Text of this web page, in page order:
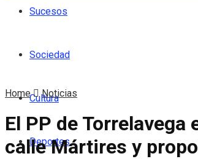
Sucesos
Sociedad
Cultura
Deportes
Home Noticias
El PP de
calle Mártires y